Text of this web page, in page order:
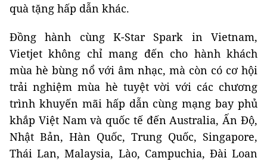
quà tặng hấp dẫn khác.
Đồng hành cùng K-Star Spark in Vietnam,
Vietjet không chỉ mang đến cho hành khách
mùa hè bùng nổ với âm nhạc, mà còn có cơ hội
trải nghiệm mùa hè tuyệt vời với các chương
trình khuyến mãi hấp dẫn cùng mạng bay phủ
khắp Việt Nam và quốc tế đến Australia, Ấn Độ,
Nhật Bản, Hàn Quốc, Trung Quốc, Singapore,
Thái Lan, Malaysia, Lào, Campuchia, Đài Loan